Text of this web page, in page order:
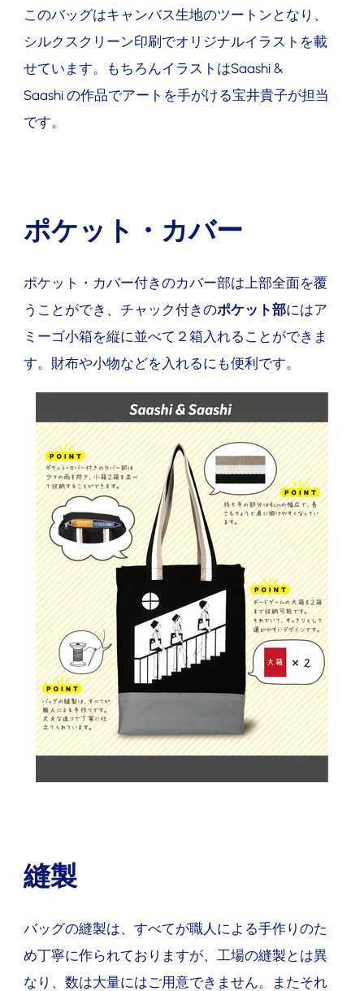
このバッグはキャンバス生地のツートンとなり、
シルクスクリーン印刷でオリジナルイラストを載
せています。もちろんイラストはSaashi &
Saashi の作品でアートを手がける宝井貴子が担当
です。
ポケット・カバー
ポケット・カバー付きのカバー部は上部全面を覆
うことができ、チャック付きのポケット部にはア
ミーゴ小箱を縦に並べて２箱入れることができま
す。財布や小物などを入れるにも便利です。
縫製
バッグの縫製は、すべてが職人による手作りのた
め丁寧に作られておりますが、工場の縫製とは異
なり、数は大量にはご用意できません。またそれ